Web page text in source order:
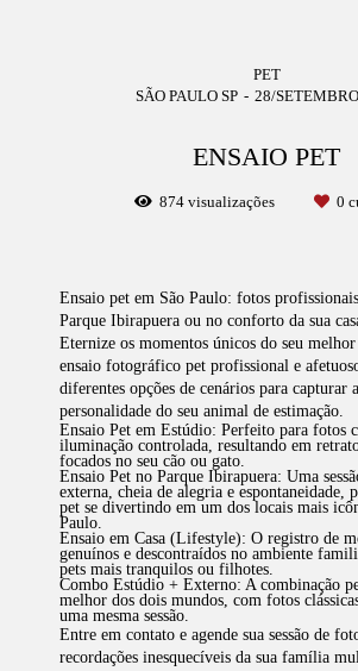
PET
SÃO PAULO SP
28/
ENSAIO PET
874visualizações 0
Ensaio pet em São Paulo: fotos
Parque Ibirapuera ou no conforto da sua
Eternize os momentos únicos do seu
ensaio fotográfico pet profissional e
diferentes opções de cenários para capturar
personalidade do seu animal de estimação.
Ensaio Pet em Estúdio: Perfeito para fotos
iluminação controlada, resultando em
focados no seu cão ou gato.
Ensaio Pet no Parque Ibirapuera: Uma
externa, cheia de alegria e espontaneidade,
pet se divertindo em um dos locais mais
Paulo.
Ensaio em Casa (Lifestyle): O registro de
genuínos e descontraídos no ambiente
pets mais tranquilos ou filhotes.
Combo Estúdio + Externo: A combinação
melhor dos dois mundos, com fotos
uma mesma sessão.
Entre em contato e agende sua sessão de
recordações inesquecíveis da sua família